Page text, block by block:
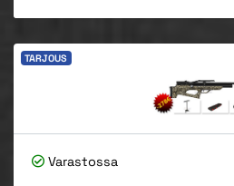
TARJOUS
Varastossa